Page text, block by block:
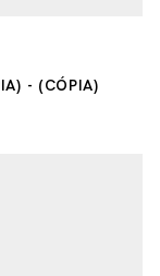
- (CÓPIA)